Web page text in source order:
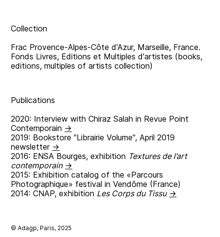
Collection
Frac Provence-Alpes-Côte d'Azur, Marseille, France.
Fonds Livres, Editions et Multiples d'artistes (books,
editions, multiples of artists collection)
Publications
2020: Interview with Chiraz Salah in Revue Point
Contemporain →
2019: Bookstore "Librairie Volume", April 2019
newsletter →
2016: ENSA Bourges, exhibition Textures de l’art
contemporain →
2015: Exhibition catalog of the «Parcours
Photographique» festival in Vendôme (France)
2014: CNAP, exhibition Les Corps du Tissu →
© Adagp, Paris, 2025